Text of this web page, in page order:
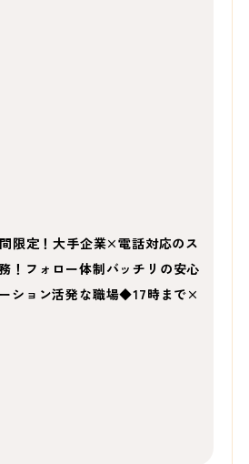
限定！大手企業×電話対応のス
！フォロー体制バッチリの安心
ション活発な職場◆17時まで×